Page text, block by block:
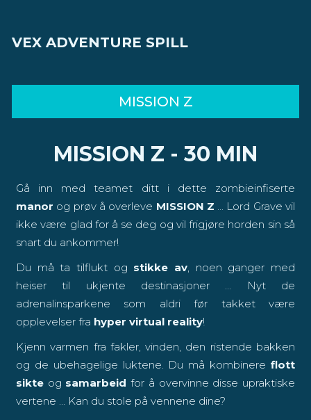
VEX ADVENTURE SPILL
MISSION Z
MISSION Z - 30 MIN
Gå inn med teamet ditt i dette zombieinfiserte
manor og prøv å overleve MISSION Z ... Lord Grave vil
ikke være glad for å se deg og vil frigjøre horden sin så
snart du ankommer!
Du må ta tilflukt og stikke av, noen ganger med
heiser til ukjente destinasjoner ... Nyt de
adrenalinsparkene som aldri før takket være
opplevelser fra hyper virtual reality!
Kjenn varmen fra fakler, vinden, den ristende bakken
og de ubehagelige luktene. Du må kombinere flott
sikte og samarbeid for å overvinne disse upraktiske
vertene ... Kan du stole på vennene dine?